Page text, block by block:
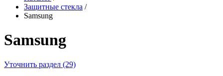
Защитные стекла /
Samsung
Samsung
Уточнить раздел (29)